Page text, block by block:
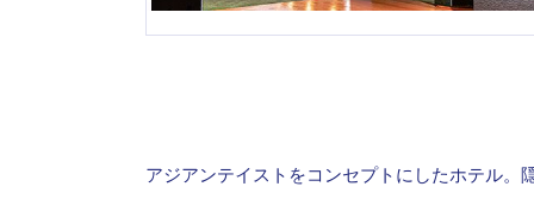
アジアンテイストをコンセプトにしたホテル。